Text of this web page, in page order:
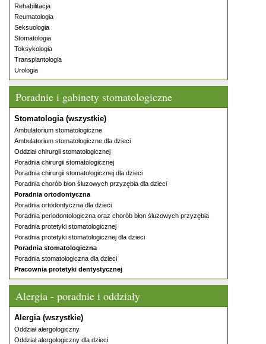
Rehabilitacja
Reumatologia
Seksuologia
Stomatologia
Toksykologia
Transplantologia
Urologia
Poradnie i gabinety stomatologiczne
Stomatologia (wszystkie)
Ambulatorium stomatologiczne
Ambulatorium stomatologiczne dla dzieci
Oddział chirurgii stomatologicznej
Poradnia chirurgii stomatologicznej
Poradnia chirurgii stomatologicznej dla dzieci
Poradnia chorób błon śluzowych przyzębia dla dzieci
Poradnia ortodontyczna
Poradnia ortodontyczna dla dzieci
Poradnia periodontologiczna oraz chorób błon śluzowych przyzębia
Poradnia protetyki stomatologicznej
Poradnia protetyki stomatologicznej dla dzieci
Poradnia stomatologiczna
Poradnia stomatologiczna dla dzieci
Pracownia protetyki dentystycznej
Alergia - poradnie i oddziały
Alergia (wszystkie)
Oddział alergologiczny
Oddział alergologiczny dla dzieci